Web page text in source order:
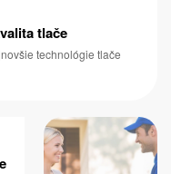
tlače
technológie tlače